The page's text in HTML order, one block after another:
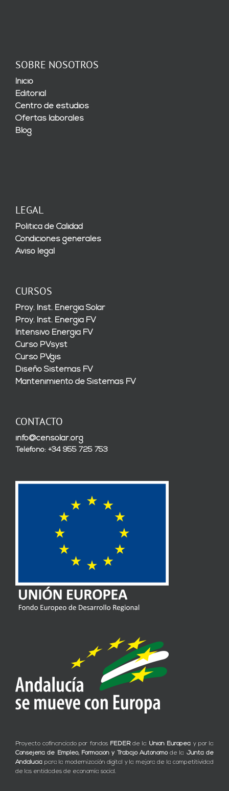
SOBRE NOSOTROS
Inicio
Editorial
Centro de estudios
Ofertas laborales
Blog
LEGAL
Política de Calidad
Condiciones generales
Aviso legal
CURSOS
Proy. Inst. Energía Solar
Proy. Inst. Energía FV
Intensivo Energía FV
Curso PVsyst
Curso PVgis
Diseño Sistemas FV
Mantenimiento de Sistemas FV
CONTACTO
info@censolar.org
Teléfono: +34 955 725 753
Proyecto cofinanciado por fondos FEDERde la Unión Europea y por la
Consejería de Empleo, Formación y Trabajo Autónomode la Junta de
Andalucía para la modernización digital y la mejora de la competitividad
de las entidades de economía social.